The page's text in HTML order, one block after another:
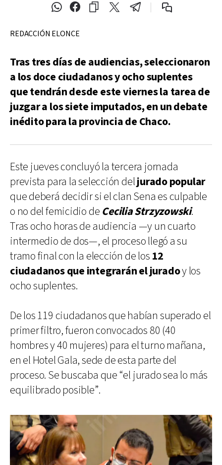
REDACCIÓN ELONCE
Tras tres días de audiencias, seleccionaron
a los doce ciudadanos y ocho suplentes
que tendrán desde este viernes la tarea de
juzgar a los siete imputados, en un debate
inédito para la provincia de Chaco.
Este jueves concluyó la tercera jornada
prevista para la selección deljurado popular
que deberá decidir si el clan Sena es culpable
o no del femicidio de Cecilia Strzyzowski.
Tras ocho horas de audiencia —y un cuarto
intermedio de dos—, el proceso llegó a su
tramo final con la elección de los 12
ciudadanos que integrarán el juradoy los
ocho suplentes.
De los 119 ciudadanos que habían superado el
primer filtro, fueron convocados 80 (40
hombres y 40 mujeres) para el turno mañana,
en el Hotel Gala, sede de esta parte del
proceso. Se buscaba que “el jurado sea lo más
equilibrado posible”.